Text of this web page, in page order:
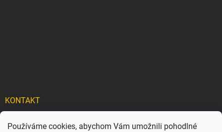
Používáme cookies, abychom Vám umožnili pohodlné
KONTAKT
info@ carflexx.cz